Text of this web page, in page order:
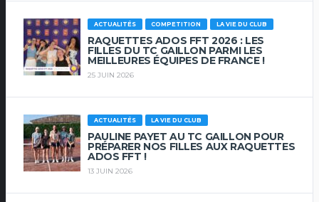
ACTUALITÉS COMPETITION LA VIE DU CLUB
RAQUETTES ADOS FFT 2026 : LES
FILLES DU TC GAILLON PARMI LES
MEILLEURES ÉQUIPES DE FRANCE !
25 JUIN 2026
ACTUALITÉS LA VIE DU CLUB
PAULINE PAYET AU TC GAILLON POUR
PRÉPARER NOS FILLES AUX RAQUETTES
ADOS FFT !
13 JUIN 2026